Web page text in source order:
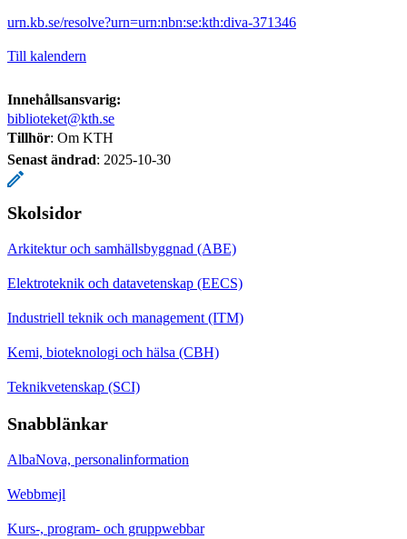
urn.kb.se/resolve?urn=urn:nbn:se:kth:diva-371346
Till kalendern
Innehållsansvarig:
biblioteket@kth.se
Tillhör: Om KTH
Senast ändrad: 2025-10-30
Skolsidor
Arkitektur och samhällsbyggnad (ABE)
Elektroteknik och datavetenskap (EECS)
Industriell teknik och management (ITM)
Kemi, bioteknologi och hälsa (CBH)
Teknikvetenskap (SCI)
Snabblänkar
AlbaNova, personalinformation
Webbmejl
Kurs-, program- och gruppwebbar